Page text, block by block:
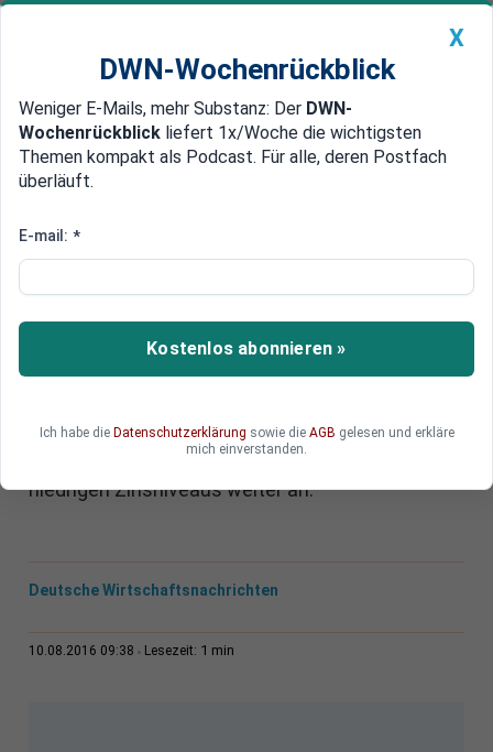
Newsticker MEIN DWN: Geldanlage Premium
Edelmetalle DWN-Magazin China
Schwieriges Umfeld
Eon schreibt im ersten Halbjahr
Milliardenverlust
Der deutsche Energieversorger Eon hat für das
Unternehmen. Die Schulden stiegen wegen
niedrigen Zinsniveaus weiter an.
Deutsche Wirtschaftsnachrichten
10.08.2016 09:38 Lesezeit: 1 min
X
DWN-Wochenrückblick
Weniger E-Mails, mehr Substanz: Der DWN-
Wochenrückblick liefert 1x/Woche die wichtigsten
Themen kompakt als Podcast. Für alle, deren Postfach
überläuft.
E-mail: *
Kostenlos abonnieren »
Ich habe die Datenschutzerklärung sowie die AGB gelesen und erkläre
mich einverstanden.